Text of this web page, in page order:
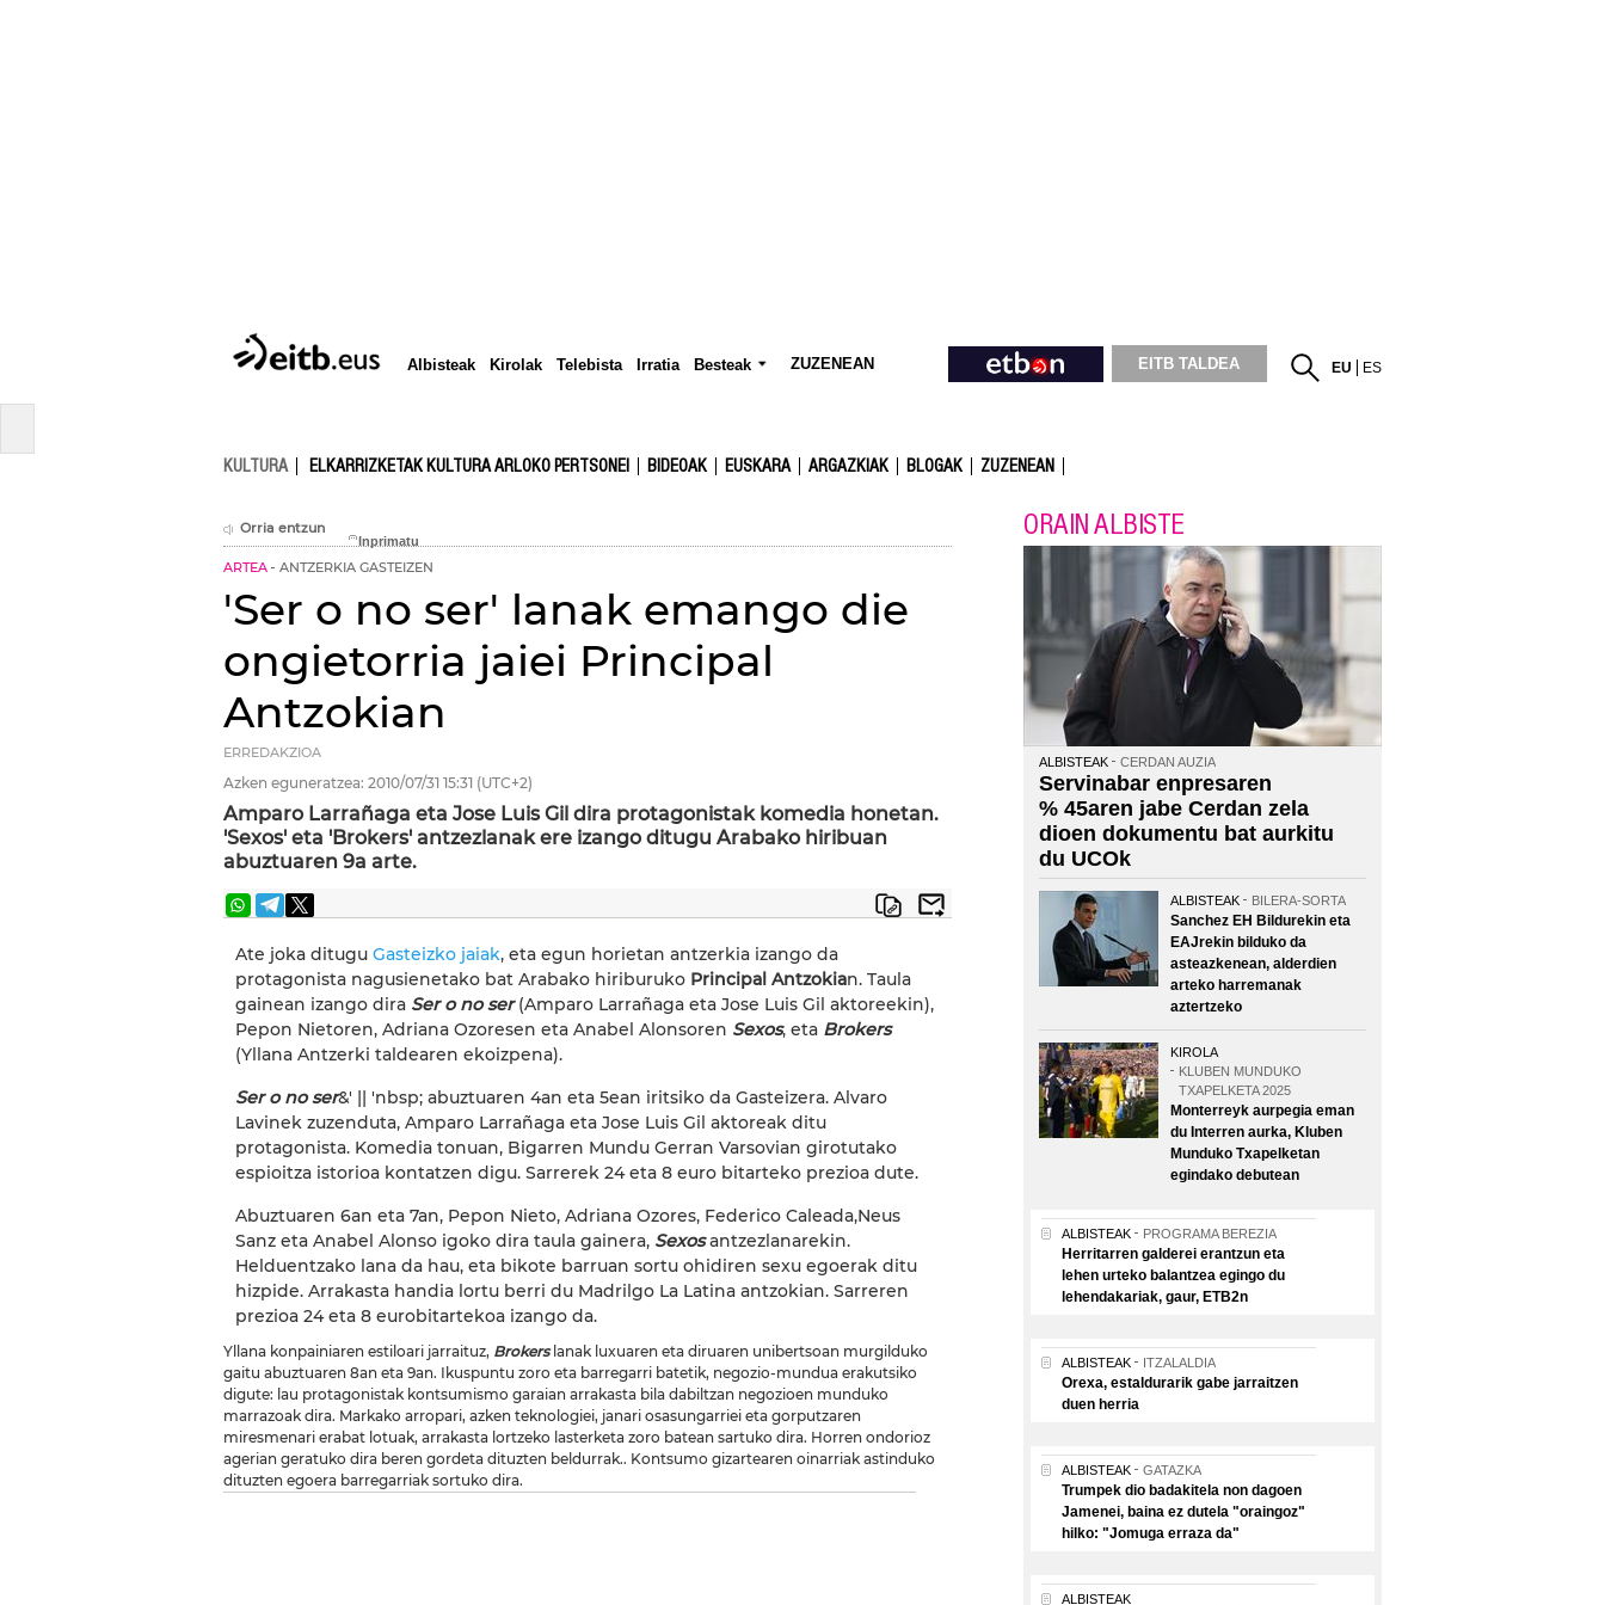
Albisteak Kirolak Telebista Irratia Besteak ZUZENEAN EITB TALDEA EU ES
KULTURA ELKARRIZKETAK KULTURA ARLOKO PERTSONEI BIDEOAK EUSKARA ARGAZKIAK BLOGAK ZUZENEAN
Orria entzun
ARTEA ANTZERKIA GASTEIZEN
'Ser o no ser' lanak emango die
ongietorria jaiei Principal
Antzokian
ERREDAKZIOA
Azken eguneratzea: 2010/07/31 15:31 (UTC+2)
Amparo Larrañaga eta Jose Luis Gil dira protagonistak komedia honetan.
'Sexos' eta 'Brokers' antzezlanak ere izango ditugu Arabako hiribuan
abuztuaren 9a arte.
Ate joka ditugu Gasteizko jaiak, eta egun horietan antzerkia izango da
protagonista nagusienetako bat Arabako hiriburuko Principal Antzokian. Taula
gainean izango dira Ser o no ser(Amparo Larrañaga eta Jose Luis Gil aktoreekin),
Pepon Nietoren, Adriana Ozoresen eta Anabel Alonsoren Sexos, eta Brokers
(Yllana Antzerki taldearen ekoizpena).
Ser o no ser&' || 'nbsp; abuztuaren 4an eta 5ean iritsiko da Gasteizera. Alvaro
Lavinek zuzenduta, Amparo Larrañaga eta Jose Luis Gil aktoreak ditu
protagonista. Komedia tonuan, Bigarren Mundu Gerran Varsovian girotutako
espioitza istorioa kontatzen digu. Sarrerek 24 eta 8 euro bitarteko prezioa dute.
Abuztuaren 6an eta 7an, Pepon Nieto, Adriana Ozores, Federico Caleada,Neus
Sanz eta Anabel Alonso igoko dira taula gainera, Sexosantzezlanarekin.
Helduentzako lana da hau, eta bikote barruan sortu ohidiren sexu egoerak ditu
hizpide. Arrakasta handia lortu berri du Madrilgo La Latina antzokian. Sarreren
prezioa 24 eta 8 eurobitartekoa izango da.
Yllana konpainiaren estiloari jarraituz, Brokerslanak luxuaren eta diruaren unibertsoan murgilduko
gaitu abuztuaren 8an eta 9an. Ikuspuntu zoro eta barregarri batetik, negozio-mundua erakutsiko
digute: lau protagonistak kontsumismo garaian arrakasta bila dabiltzan negozioen munduko
marrazoak dira. Markako arropari, azken teknologiei, janari osasungarriei eta gorputzaren
miresmenari erabat lotuak, arrakasta lortzeko lasterketa zoro batean sartuko dira. Horren ondorioz
agerian geratuko dira beren gordeta dituzten beldurrak.. Kontsumo gizartearen oinarriak astinduko
dituzten egoera barregarriak sortuko dira.
ORAIN ALBISTE
ALBISTEAK CERDAN AUZIA
Servinabar enpresaren
% 45aren jabe Cerdan zela
dioen dokumentu bat aurkitu
du UCOk
ALBISTEAK BILERA-SORTA
Sanchez EH Bildurekin eta
EAJrekin bilduko da
asteazkenean, alderdien
arteko harremanak
aztertzeko
KIROLA
KLUBEN MUNDUKO
TXAPELKETA 2025
Monterreyk aurpegia eman
du Interren aurka, Kluben
Munduko Txapelketan
egindako debutean
ALBISTEAK PROGRAMA BEREZIA
Herritarren galderei erantzun eta
lehen urteko balantzea egingo du
lehendakariak, gaur, ETB2n
ALBISTEAK ITZALALDIA
Orexa, estaldurarik gabe jarraitzen
duen herria
ALBISTEAK GATAZKA
Trumpek dio badakitela non dagoen
Jamenei, baina ez dutela "oraingoz"
hilko: "Jomuga erraza da"
ALBISTEAK